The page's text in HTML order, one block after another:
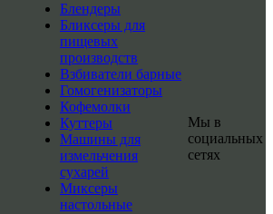
Блендеры
Бликсеры для
пищевых
производств
Взбиватели барные
Гомогенизаторы
Кофемолки
Куттеры
Машины для
измельчения
сухарей
Миксеры
настольные
Мы в
социальных
сетях